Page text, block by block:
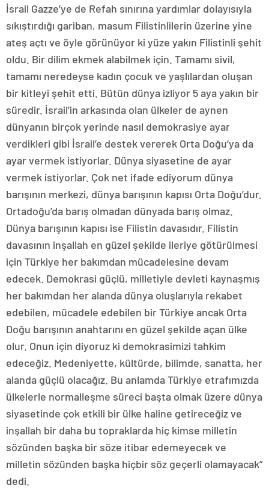
İsrail Gazze’ye de Refah sınırına yardımlar dolayısıyla
sıkıştırdığı gariban, masum Filistinlilerin üzerine yine
ateş açtı ve öyle görünüyor ki yüze yakın Filistinli şehit
oldu. Bir dilim ekmek alabilmek için. Tamamı sivil,
tamamı neredeyse kadın çocuk ve yaşlılardan oluşan
bir kitleyi şehit etti. Bütün dünya izliyor 5 aya yakın bir
süredir. İsrail’in arkasında olan ülkeler de aynen
dünyanın birçok yerinde nasıl demokrasiye ayar
verdikleri gibi İsrail’e destek vererek Orta Doğu’ya da
ayar vermek istiyorlar. Dünya siyasetine de ayar
vermek istiyorlar. Çok net ifade ediyorum dünya
barışının merkezi, dünya barışının kapısı Orta Doğu’dur.
Ortadoğu’da barış olmadan dünyada barış olmaz.
Dünya barışının kapısı ise Filistin davasıdır. Filistin
davasının inşallah en güzel şekilde ileriye götürülmesi
için Türkiye her bakımdan mücadelesine devam
edecek. Demokrasi güçlü, milletiyle devleti kaynaşmış
her bakımdan her alanda dünya oluşlarıyla rekabet
edebilen, mücadele edebilen bir Türkiye ancak Orta
Doğu barışının anahtarını en güzel şekilde açan ülke
olur. Onun için diyoruz ki demokrasimizi tahkim
edeceğiz. Medeniyette, kültürde, bilimde, sanatta, her
alanda güçlü olacağız. Bu anlamda Türkiye etrafımızda
ülkelerle normalleşme süreci başta olmak üzere dünya
siyasetinde çok etkili bir ülke haline getireceğiz ve
inşallah bir daha bu topraklarda hiç kimse milletin
sözünden başka bir söze itibar edemeyecek ve
milletin sözünden başka hiçbir söz geçerli olamayacak”
dedi.